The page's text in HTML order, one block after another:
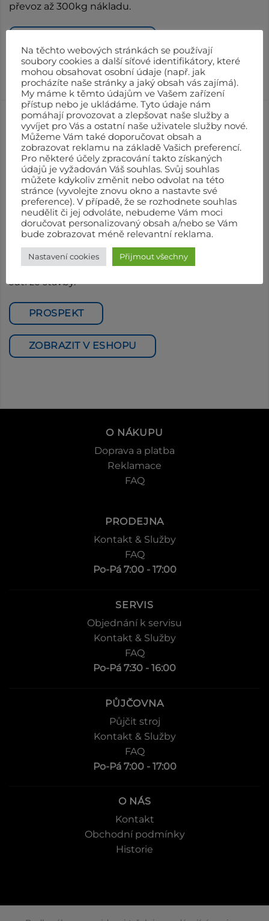
převoz až 300kg nákladu.
Stavební vrátky, lyžinové výtahy a shozy na
suť
Profesionální stavební vrátky, lyžinové výtahy a
shozy na suťHaemmerlinVám usnadní dopravu
stavebního materiálu nebo suti na stavbě. Výtahy
nabízíme v sestavách pokrývač a zedník s
maximální výškou zdvihu 25 metrů a rychlostí
zdvihu až 28 m/s.
Shozy nabízíme v širokém množství provedení, díky
kterému bude zajištěn hladký a bezpečný přesun
suti ze stavby.
PROSPEKT
ZOBRAZIT V ESHOPU
O NÁKUPU
Doprava a platba
Reklamace
FAQ
PRODEJNA
Kontakt & Služby
FAQ
Po-Pá 7:00 - 17:00
SERVIS
Objednání k servisu
Kontakt & Služby
FAQ
Po-Pá 7:30 - 16:00
PŮJČOVNA
Půjčit stroj
Kontakt & Služby
FAQ
Po-Pá 7:00 - 17:00
O NÁS
Kontakt
Obchodní podmínky
Historie
Na těchto webových stránkách se používají
soubory cookies a další síťové identifikátory, které
mohou obsahovat osobní údaje (např. jak
procházíte naše stránky a jaký obsah vás zajímá).
My máme k těmto údajům ve Vašem zařízení
přístup nebo je ukládáme. Tyto údaje nám
pomáhají provozovat a zlepšovat naše služby a
vyvíjet pro Vás a ostatní naše uživatele služby nové.
Můžeme Vám také doporučovat obsah a
zobrazovat reklamu na základě Vašich preferencí.
Pro některé účely zpracování takto získaných
údajů je vyžadován Váš souhlas. Svůj souhlas
můžete kdykoliv změnit nebo odvolat na této
stránce (vyvolejte znovu okno a nastavte své
preference). V případě, že se rozhodnete souhlas
neudělit či jej odvoláte, nebudeme Vám moci
doručovat personalizovaný obsah a/nebo se Vám
bude zobrazovat méně relevantní reklama.
Nastavení cookies Přijmout všechny